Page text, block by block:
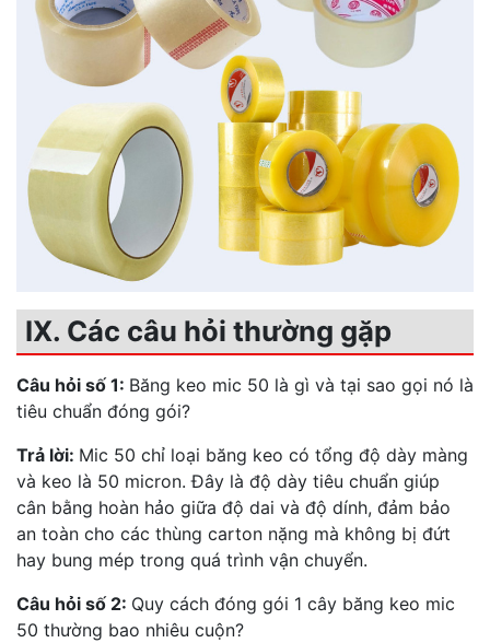
IX. Các câu hỏi thường gặp
Câu hỏi số 1: Băng keo mic 50 là gì và tại sao gọi nó là
tiêu chuẩn đóng gói?
Trả lời: Mic 50 chỉ loại băng keo có tổng độ dày màng
và keo là 50 micron. Đây là độ dày tiêu chuẩn giúp
cân bằng hoàn hảo giữa độ dai và độ dính, đảm bảo
an toàn cho các thùng carton nặng mà không bị đứt
hay bung mép trong quá trình vận chuyển.
Câu hỏi số 2: Quy cách đóng gói 1 cây băng keo mic
50 thường bao nhiêu cuộn?